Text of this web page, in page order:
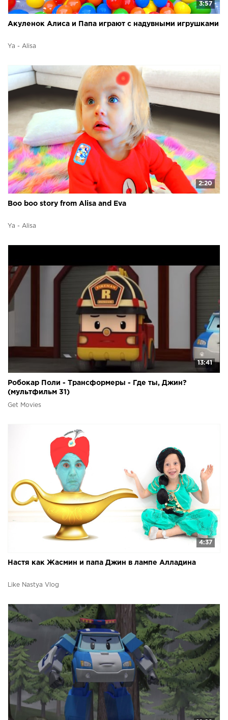
3:57
Акуленок Алиса и Папа играют с надувными игрушками
Ya - Alisa
2:20
Boo boo story from Alisa and Eva
Ya - Alisa
13:41
Робокар Поли - Трансформеры - Где ты, Джин?
(мультфильм 31)
Get Movies
4:37
Настя как Жасмин и папа Джин в лампе Алладина
Like Nastya Vlog